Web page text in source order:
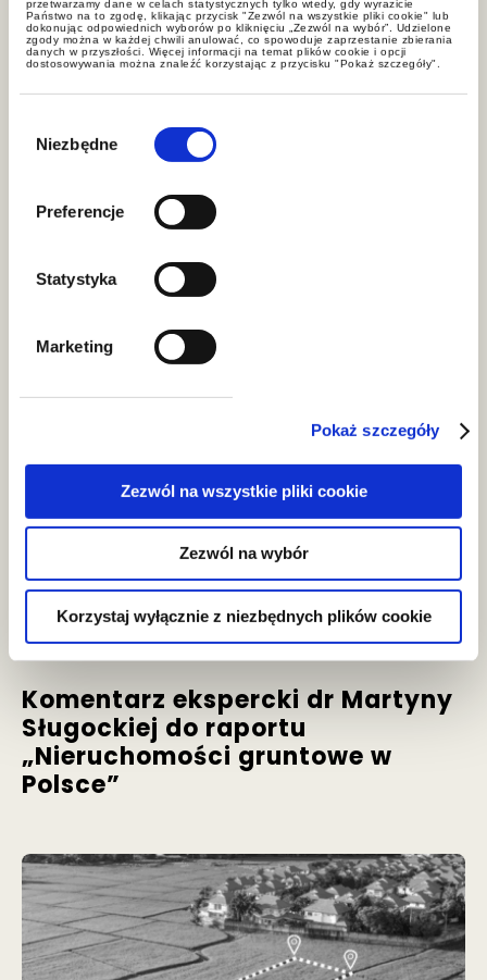
przetwarzamy dane w celach statystycznych tylko wtedy, gdy wyrazicie
Państwo na to zgodę, klikając przycisk "Zezwól na wszystkie pliki cookie" lub
dokonując odpowiednich wyborów po kliknięciu „Zezwól na wybór”. Udzielone
zgody można w każdej chwili anulować, co spowoduje zaprzestanie zbierania
danych w przyszłości. Więcej informacji na temat plików cookie i opcji
dostosowywania można znaleźć korzystając z przycisku "Pokaż szczegóły".
zgody
Niezbędne
Preferencje
Statystyka
Marketing
Pokaż szczegóły
Zezwól na wszystkie pliki cookie
Zezwól na wybór
Korzystaj wyłącznie z niezbędnych plików cookie
Proces inwestycyjny
Inwestycje infrastrukturalne
Aktualności
aktualności
Komentarz ekspercki dr Martyny
Sługockiej do raportu
„Nieruchomości gruntowe w
Polsce”